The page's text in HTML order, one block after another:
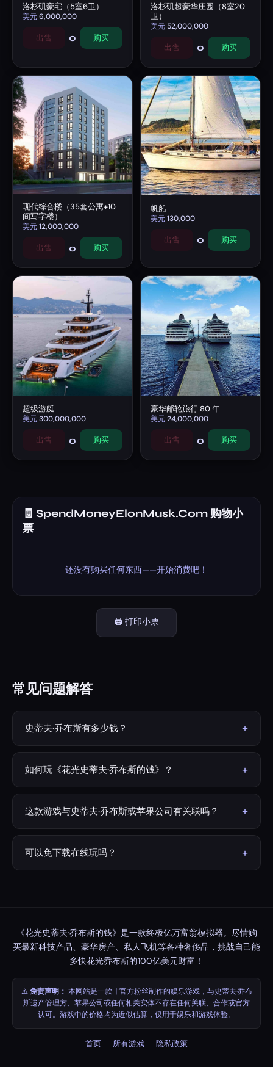
洛杉矶豪宅（5室6卫）
美元6,000,000
出售 0 购买
洛杉矶超豪华庄园（8室20
卫）
美元 52,000,000
出售 0 购买
现代综合楼（35套公寓+10
间写字楼）
美元12,000,000
出售 0 购买
帆船
美元130,000
出售 0 购买
超级游艇
美元300,000,000
出售 0 购买
豪华邮轮旅行 80 年
美元24,000,000
出售 0 购买
🧾 SpendMoneyElonMusk.Com 购物小
票
还没有购买任何东西——开始消费吧！
🖨️ 打印小票
常见问题解答
史蒂夫·乔布斯有多少钱？ +
截至2011年去世时，史蒂夫·乔布斯的估计净资产约为100亿
美元。他的大部分财富来自持有的苹果公司股份，以及皮克
如何玩《花光史蒂夫·乔布斯的钱》？ +
设置你想要的计时器（默认1分钟），点击"开始"，然后点击
任意商品的"购买"按钮。看着乔布斯的财富不断减少。如果
结束前花光全部100亿美元！
这款游戏与史蒂夫·乔布斯或苹果公司有关联吗？ +
没有。本游戏为非官方粉丝制作，仅供娱乐，与史蒂夫·乔
布斯遗产管理方、苹果公司或任何相关实体不存在任何关
可以免下载在线玩吗？ +
《花光史蒂夫·乔布斯的钱》是一款终极亿万富翁模拟器。尽情购
买最新科技产品、豪华房产、私人飞机等各种奢侈品，挑战自己能
多快花光乔布斯的100亿美元财富！
⚠️免责声明： 本网站是一款非官方粉丝制作的娱乐游戏，与史蒂夫·乔布
斯遗产管理方、苹果公司或任何相关实体不存在任何关联、合作或官方
认可。游戏中的价格均为近似估算，仅用于娱乐和游戏体验。
首页 所有游戏 隐私政策